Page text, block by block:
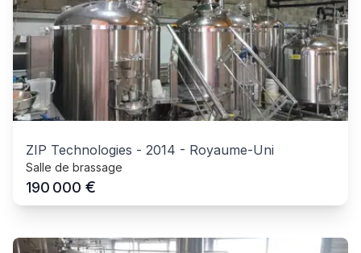
ZIP Technologies - 2014 - Royaume-Uni
Salle de brassage
190 000 €